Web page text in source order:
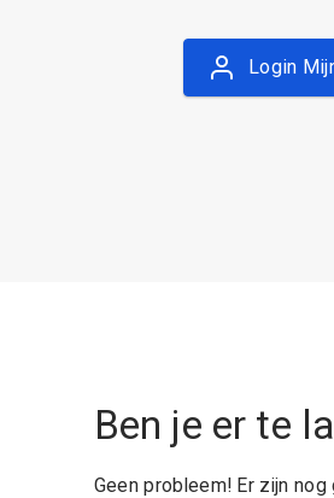
Login
Ben je er te
Geen probleem! Er zijn